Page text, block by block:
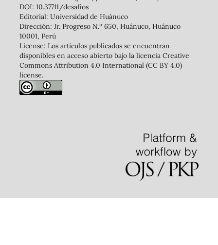
DOI: 10.37711/desafios
Editorial: Universidad de Huánuco
Dirección: Jr. Progreso N.º 650, Huánuco, Huánuco
10001, Perú
License: Los artículos publicados se encuentran
disponibles en acceso abierto bajo la licencia Creative
Commons Attribution 4.0 International (CC BY 4.0)
license.